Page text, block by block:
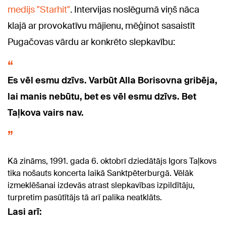
medijs "Starhit". Intervijas noslēgumā viņš nāca
klajā ar provokatīvu mājienu, mēģinot sasaistīt
Pugačovas vārdu ar konkrēto slepkavību:
Es vēl esmu dzīvs. Varbūt Alla Borisovna gribēja,
lai manis nebūtu, bet es vēl esmu dzīvs. Bet
Taļkova vairs nav.
Kā zināms, 1991. gada 6. oktobrī dziedātājs Igors Taļkovs
tika nošauts koncerta laikā Sanktpēterburgā. Vēlāk
izmeklēšanai izdevās atrast slepkavības izpildītāju,
turpretim pasūtītājs tā arī palika neatklāts.
Lasi arī: